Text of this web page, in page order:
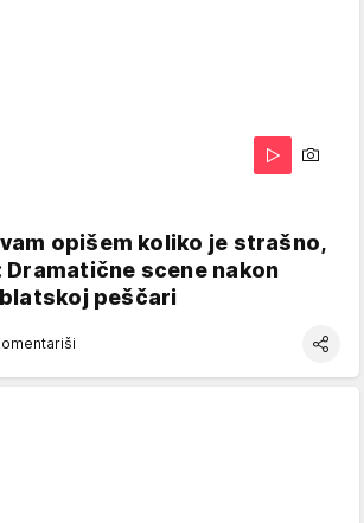
opišem koliko je strašno,
Dramatične scene nakon
peščari